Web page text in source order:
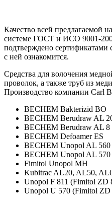
Качество всей предлагаемой
системе ГОСТ и ИСО 9001-
подтверждено сертификатами
с ней ознакомится.
Средства для волочения
проволок, а также труб из
Производство компании Carl
BECHEM Bakterizid BO
BECHEM Berudraw AL
BECHEM Berudraw AL 8
BECHEM Defoamer ES
BECHEM Unopol AL 560
BECHEM Unopol AL 570
Fimitol Unopol MH
Kubitrac AL20, AL50,
Unopol F 811 (Fimitol ZD
Unopol U 570 (Fimitol ZD